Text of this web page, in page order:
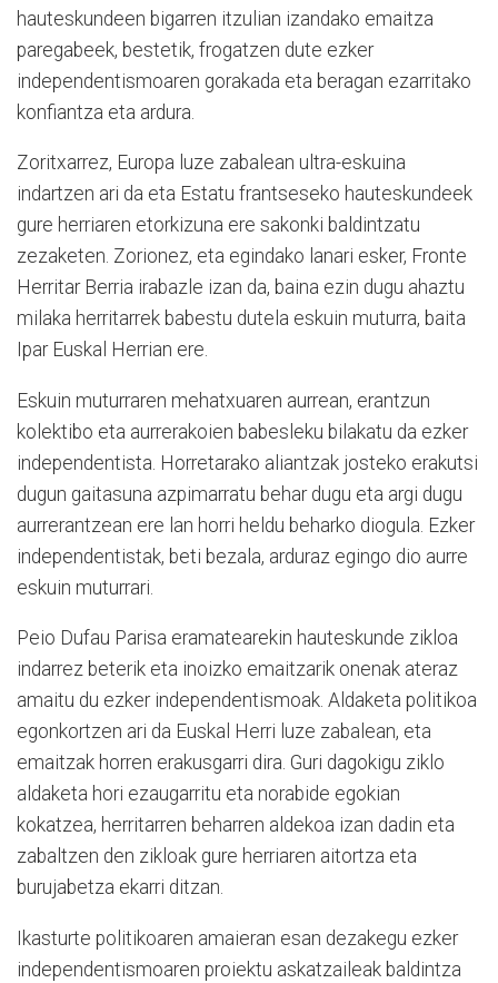
hauteskundeen bigarren itzulian izandako emaitza
paregabeek, bestetik, frogatzen dute ezker
independentismoaren gorakada eta beragan ezarritako
konfiantza eta ardura.
Zoritxarrez, Europa luze zabalean ultra-eskuina
indartzen ari da eta Estatu frantseseko hauteskundeek
gure herriaren etorkizuna ere sakonki baldintzatu
zezaketen. Zorionez, eta egindako lanari esker, Fronte
Herritar Berria irabazle izan da, baina ezin dugu ahaztu
milaka herritarrek babestu dutela eskuin muturra, baita
Ipar Euskal Herrian ere.
Eskuin muturraren mehatxuaren aurrean, erantzun
kolektibo eta aurrerakoien babesleku bilakatu da ezker
independentista. Horretarako aliantzak josteko erakutsi
dugun gaitasuna azpimarratu behar dugu eta argi dugu
aurrerantzean ere lan horri heldu beharko diogula. Ezker
independentistak, beti bezala, arduraz egingo dio aurre
eskuin muturrari.
Peio Dufau Parisa eramatearekin hauteskunde zikloa
indarrez beterik eta inoizko emaitzarik onenak ateraz
amaitu du ezker independentismoak. Aldaketa politikoa
egonkortzen ari da Euskal Herri luze zabalean, eta
emaitzak horren erakusgarri dira. Guri dagokigu ziklo
aldaketa hori ezaugarritu eta norabide egokian
kokatzea, herritarren beharren aldekoa izan dadin eta
zabaltzen den zikloak gure herriaren aitortza eta
burujabetza ekarri ditzan.
Ikasturte politikoaren amaieran esan dezakegu ezker
independentismoaren proiektu askatzaileak baldintza